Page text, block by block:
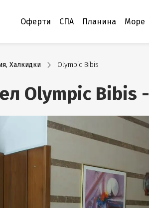
Оферти СПА Планина Море
Халкидки Olympic Bibis
Olympic Bibis